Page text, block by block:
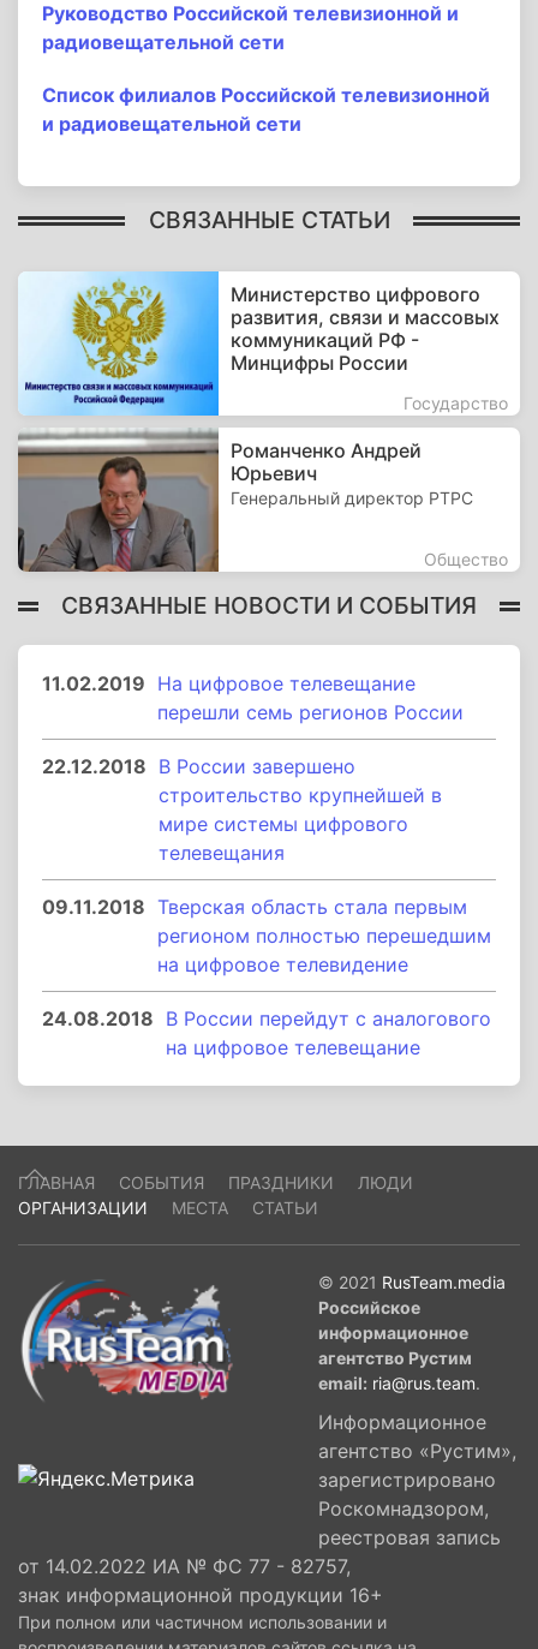
Руководство Российской телевизионной и
радиовещательной сети
Список филиалов Российской телевизионной
и радиовещательной сети
СВЯЗАННЫЕ СТАТЬИ
Министерство цифрового
развития, связи и массовых
коммуникаций РФ -
Минцифры России
Государство
Романченко Андрей
Юрьевич
Генеральный директор РТРС
Общество
СВЯЗАННЫЕ НОВОСТИ И СОБЫТИЯ
11.02.2019 На цифровое телевещание
перешли семь регионов России
22.12.2018 В России завершено
строительство крупнейшей в
мире системы цифрового
телевещания
09.11.2018 Тверская область стала первым
регионом полностью перешедшим
на цифровое телевидение
24.08.2018 В России перейдут с аналогового
на цифровое телевещание
ГЛАВНАЯ СОБЫТИЯ ПРАЗДНИКИ
ЛЮДИ
ОРГАНИЗАЦИИ
МЕСТА СТАТЬИ
© 2021 RusTeam.media
Российское
информационное
агентство Рустим
email: ria@rus.team.
Информационное
агентство «Рустим»,
зарегистрировано
Роскомнадзором,
реестровая запись
от 14.02.2022 ИА № ФС 77 - 82757,
знак информационной продукции 16+
При полном или частичном использовании и